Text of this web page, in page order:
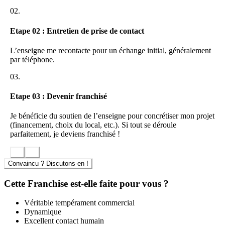
02.
Etape 02 : Entretien de prise de contact
L’enseigne me recontacte pour un échange initial, généralement
par téléphone.
03.
Etape 03 : Devenir franchisé
Je bénéficie du soutien de l’enseigne pour concrétiser mon projet
(financement, choix du local, etc.). Si tout se déroule
parfaitement, je deviens franchisé !
Convaincu ? Discutons-en !
Cette Franchise est-elle faite pour vous ?
Véritable tempérament commercial
Dynamique
Excellent contact humain